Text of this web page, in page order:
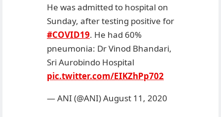
He was admitted to hospital on
Sunday, after testing positive for
#COVID19. He had 60%
pneumonia: Dr Vinod Bhandari,
Sri Aurobindo Hospital
pic.twitter.com/EIKZhPp702
— ANI (@ANI)August 11, 2020